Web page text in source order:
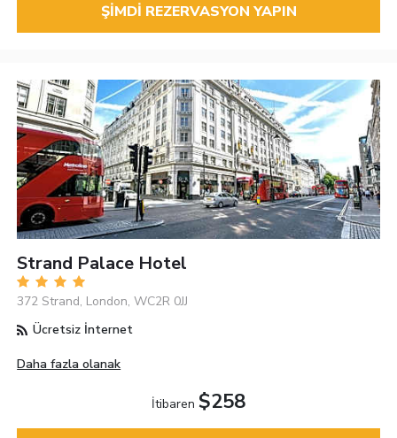
ŞIMDI REZERVASYON YAPIN
Strand Palace Hotel
372 Strand, London, WC2R 0JJ
Ücretsiz İnternet
Daha fazla olanak
İtibaren $258